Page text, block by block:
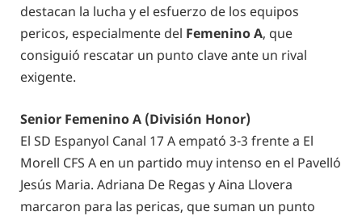
destacan la lucha y el esfuerzo de los equipos
pericos, especialmente del Femenino A, que
consiguió rescatar un punto clave ante un rival
exigente.
Senior Femenino A (División Honor)
El SD Espanyol Canal 17 A empató 3-3 frente a El
Morell CFS A en un partido muy intenso en el Pavelló
Jesús Maria. Adriana De Regas y Aina Llovera
marcaron para las pericas, que suman un punto